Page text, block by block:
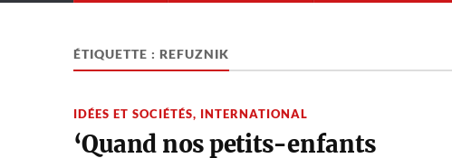
ÉTIQUETTE : REFUZNIK
IDÉES ET SOCIÉTÉS, INTERNATIONAL
‘Quand nos petits-enfants